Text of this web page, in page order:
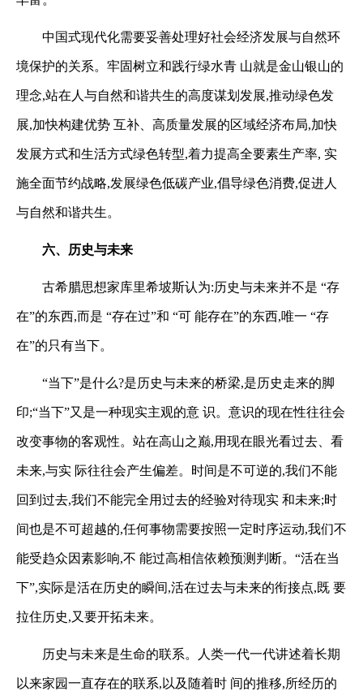
中国式现代化需要妥善处理好社会经济发展与自然环
境保护的关系。牢固树立和践行绿水青 山就是金山银山的
理念,站在人与自然和谐共生的高度谋划发展,推动绿色发
展,加快构建优势 互补、高质量发展的区域经济布局,加快
发展方式和生活方式绿色转型,着力提高全要素生产率, 实
施全面节约战略,发展绿色低碳产业,倡导绿色消费,促进人
与自然和谐共生。
六、历史与未来
古希腊思想家库里希坡斯认为:历史与未来并不是 “存
在”的东西,而是 “存在过”和 “可 能存在”的东西,唯一 “存
在”的只有当下。
“当下”是什么?是历史与未来的桥梁,是历史走来的脚
印;“当下”又是一种现实主观的意 识。意识的现在性往往会
改变事物的客观性。站在高山之巅,用现在眼光看过去、看
未来,与实 际往往会产生偏差。时间是不可逆的,我们不能
回到过去,我们不能完全用过去的经验对待现实 和未来;时
间也是不可超越的,任何事物需要按照一定时序运动,我们不
能受趋众因素影响,不 能过高相信依赖预测判断。“活在当
下”,实际是活在历史的瞬间,活在过去与未来的衔接点,既 要
拉住历史,又要开拓未来。
历史与未来是生命的联系。人类一代一代讲述着长期
以来家园一直存在的联系,以及随着时 间的推移,所经历的